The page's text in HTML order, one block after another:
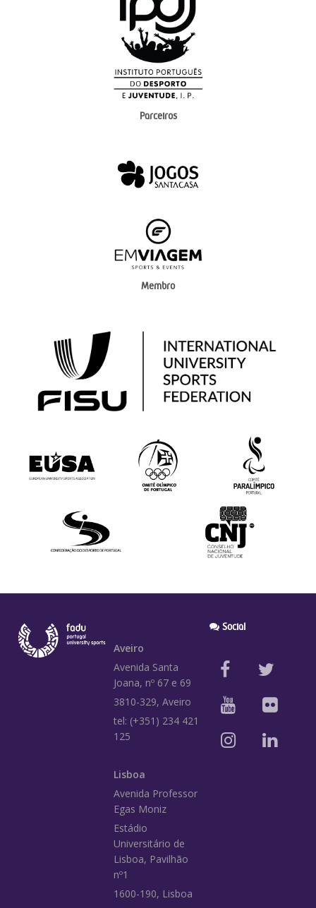
Parceiros
Membro
Aveiro
Avenida Santa
Joana, nº 67 e 69
3810-329, Aveiro
tel: (+351) 234 421
125
Lisboa
Avenida Professor
Egas Moniz
Estádio
Universitário de
Lisboa, Pavilhão
nº1
1600-190, Lisboa
Social